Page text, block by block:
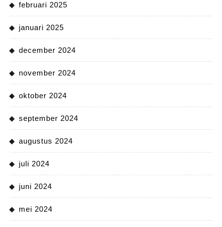
februari 2025
januari 2025
december 2024
november 2024
oktober 2024
september 2024
augustus 2024
juli 2024
juni 2024
mei 2024